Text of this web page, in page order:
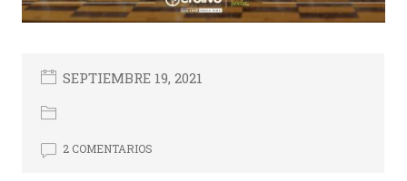
SEPTIEMBRE 19, 2021
2 COMENTARIOS